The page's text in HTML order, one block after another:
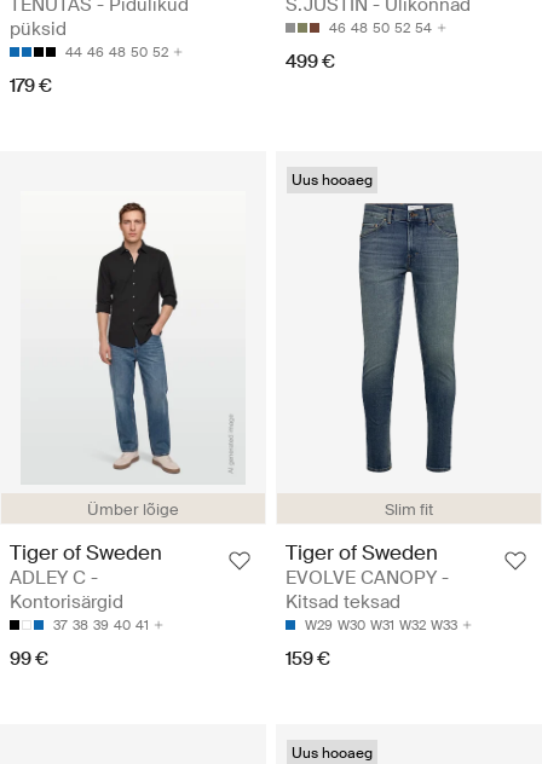
püksid
44 46 48 50 52
179 €
46 48 50 52 54
499 €
Ümber lõige
Tiger of Sweden
ADLEY C -
Kontorisärgid
37 38 39 40 41
99 €
Slim fit
Uus hooaeg
Tiger of Sweden
EVOLVE CANOPY -
Kitsad teksad
W29 W30 W31 W32 W33
159 €
Uus hooaeg